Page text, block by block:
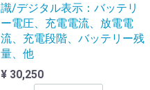
識/デジタル表示：バッテリ
ー電圧、充電電流、放電電
流、充電段階、バッテリー残
量、他
¥ 30,250